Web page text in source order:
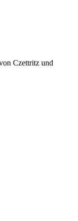
Czettritz und